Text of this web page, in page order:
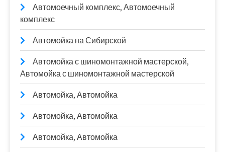
Автомоечный комплекс, Автомоечный
комплекс
Автомойка на Сибирской
Автомойка с шиномонтажной мастерской,
Автомойка с шиномонтажной мастерской
Автомойка, Автомойка
Автомойка, Автомойка
Автомойка, Автомойка